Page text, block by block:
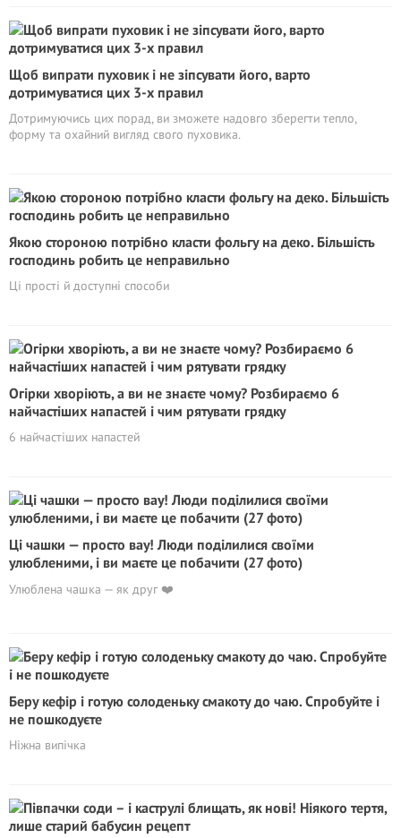
Щоб випрати пуховик і не зіпсувати його, варто
дотримуватися цих 3-х правил
Дотримуючись цих порад, ви зможете надовго зберегти тепло,
форму та охайний вигляд свого пуховика.
Якою стороною потрібно класти фольгу на деко. Більшість
господинь робить це неправильно
Ці прості й доступні способи
Огірки хворіють, а ви не знаєте чому? Розбираємо 6
найчастіших напастей і чим рятувати грядку
6 найчастіших напастей
Ці чашки — просто вау! Люди поділилися своїми
улюбленими, і ви маєте це побачити (27 фото)
Улюблена чашка — як друг ❤️
Беру кефір і готую солоденьку смакоту до чаю. Спробуйте і
не пошкодуєте
Ніжна випічка